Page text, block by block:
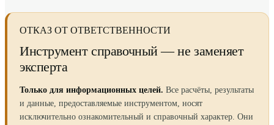
ОТКАЗ ОТ ОТВЕТСТВЕННОСТИ
Инструмент справочный — не заменяет
эксперта
Только для информационных целей. Все расчёты, результаты
и данные, предоставляемые инструментом, носят
исключительно ознакомительный и справочный характер. Они